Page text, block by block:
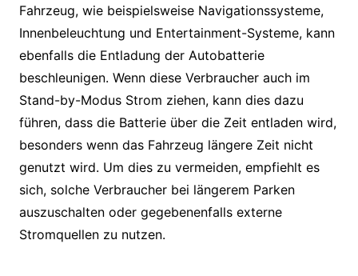
Fahrzeug, wie beispielsweise Navigationssysteme,
Innenbeleuchtung und Entertainment-Systeme, kann
ebenfalls die Entladung der Autobatterie
beschleunigen. Wenn diese Verbraucher auch im
Stand-by-Modus Strom ziehen, kann dies dazu
führen, dass die Batterie über die Zeit entladen wird,
besonders wenn das Fahrzeug längere Zeit nicht
genutzt wird. Um dies zu vermeiden, empfiehlt es
sich, solche Verbraucher bei längerem Parken
auszuschalten oder gegebenenfalls externe
Stromquellen zu nutzen.